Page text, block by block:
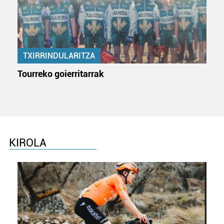
Webgune honek cookie propioak eta hirugarrenen cookie-
fitxategiak erabiltzen ditu. Zure esperientzia eta
zerbitzuak hobetzeko asmoz, cookie teknologiaz
baliatzen gara. Ohar hau onartuz gero, teknologia hori
erabiltzeko baimen esplizitua ematen diguzu.Gehiago
irakurri
TXIRRINDULARITZA
Tourreko goierritarrak
KIROLA